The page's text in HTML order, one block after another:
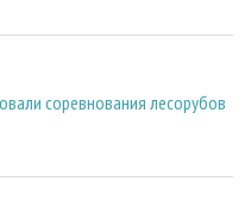
соревнования лесорубов